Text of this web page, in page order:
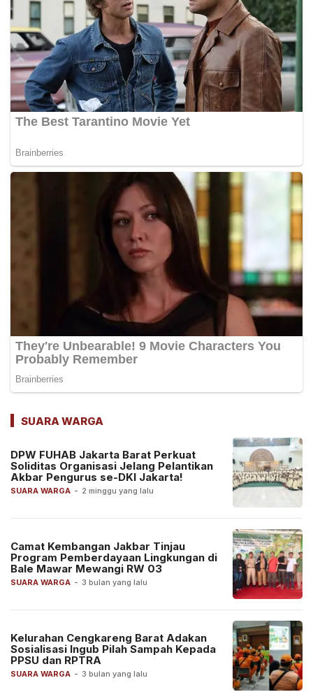
SUARA WARGA
SUARA WARGA - 2 minggu yang lalu
DPW FUHAB Jakarta Barat Perkuat
Soliditas Organisasi Jelang Pelantikan
Akbar Pengurus se-DKI Jakarta!
SUARA WARGA - 3 bulan yang lalu
Camat Kembangan Jakbar Tinjau
Program Pemberdayaan Lingkungan di
Bale Mawar Mewangi RW 03
SUARA WARGA - 3 bulan yang lalu
Kelurahan Cengkareng Barat Adakan
Sosialisasi Ingub Pilah Sampah Kepada
PPSU dan RPTRA